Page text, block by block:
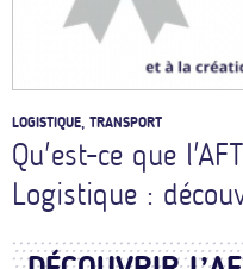
LOGISTIQUE, TRANSPORT
Qu'est-ce que
Logistique :